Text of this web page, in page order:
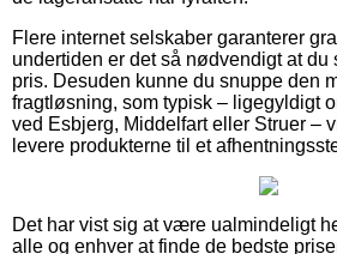
Flere internet selskaber garanterer
undertiden er det så nødvendigt at du
pris. Desuden kunne du snuppe den
fragtløsning, som typisk – ligegyldigt
ved Esbjerg, Middelfart eller Struer –
levere produkterne til et
Det har vist sig at være ualmindeligt
alle og enhver at finde de bedste